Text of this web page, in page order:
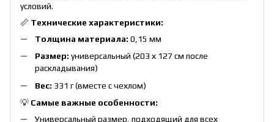
условий.
📏 Технические характеристики:
Толщина материала: 0,15 мм
Размер: универсальный (203 х 127 см после
раскладывания)
Вес: 331 г (вместе с чехлом)
💡 Самые важные особенности:
Универсальный размер, подходящий для всех